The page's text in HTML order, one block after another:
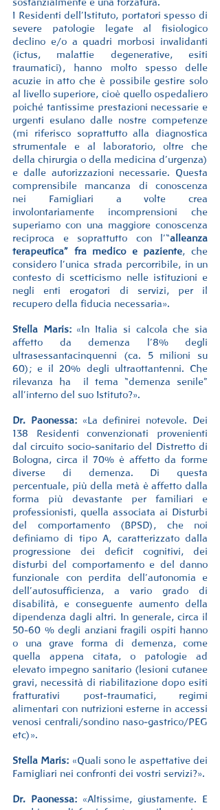
I Residenti dell’Istituto, portatori spesso di
severe patologie legate al fisiologico
declino e/o a quadri morbosi invalidanti
(ictus, malattie degenerative, esiti
traumatici), hanno molto spesso delle
acuzie in atto che è possibile gestire solo
al livello superiore, cioè quello ospedaliero
poiché tantissime prestazioni necessarie e
urgenti esulano dalle nostre competenze
(mi riferisco soprattutto alla diagnostica
strumentale e al laboratorio, oltre che
della chirurgia o della medicina d’urgenza)
e dalle autorizzazioni necessarie. Questa
comprensibile mancanza di conoscenza
nei Famigliari a volte crea
involontariamente incomprensioni che
superiamo con una maggiore conoscenza
reciproca e soprattutto con l’“alleanza
terapeutica” fra medico e paziente, che
considero l’unica strada percorribile, in un
contesto di scetticismo nelle istituzioni e
negli enti erogatori di servizi, per il
recupero della fiducia necessaria».
Stella Maris: «In Italia si calcola che sia
affetto da demenza l’8% degli
ultrasessantacinquenni (ca. 5 milioni su
60); e il 20% degli ultraottantenni. Che
rilevanza ha  il tema “demenza senile”
all’interno del suo Istituto?».
Dr. Paonessa: «La definirei notevole. Dei
138 Residenti convenzionati provenienti
dal circuito socio-sanitario del Distretto di
Bologna, circa il 70% è affetto da forme
diverse di demenza. Di questa
percentuale, più della metà è affetto dalla
forma più devastante per familiari e
professionisti, quella associata ai Disturbi
del comportamento (BPSD), che noi
definiamo di tipo A, caratterizzato dalla
progressione dei deficit cognitivi, dei
disturbi del comportamento e del danno
funzionale con perdita dell’autonomia e
dell’autosufficienza, a vario grado di
disabilità, e conseguente aumento della
dipendenza dagli altri. In generale, circa il
50-60 % degli anziani fragili ospiti hanno
o una grave forma di demenza, come
quella appena citata, o patologie ad
elevato impegno sanitario (lesioni cutanee
gravi, necessità di riabilitazione dopo esiti
fratturativi post-traumatici, regimi
alimentari con nutrizioni esterne in accessi
venosi centrali/sondino naso-gastrico/PEG
etc)».
Stella Maris: «Quali sono le aspettative dei
Famigliari nei confronti dei vostri servizi?».
Dr. Paonessa: «Altissime, giustamente. E